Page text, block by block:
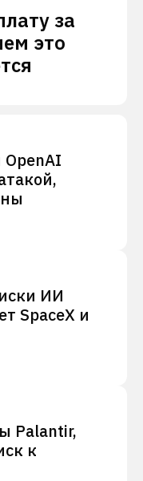
за
это
OpenAI
ИИ
SpaceX и
Palantir,
к